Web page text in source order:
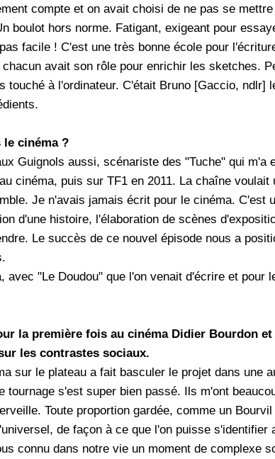
compte et on avait choisi de ne pas se
boulot hors norme. Fatigant, exigeant pour
facile ! C'est une très bonne école pour
avait son rôle pour enrichir les sketches.
touché à l'ordinateur. C'était Bruno [Gaccio, ndlr]
le cinéma ?
Guignols aussi, scénariste des "Tuche" qui m'a
cinéma, puis sur TF1 en 2011. La chaîne voulait
Je n'avais jamais écrit pour le cinéma. C'est
d'une histoire, l'élaboration de scènes
Le succès de ce nouvel épisode nous a
avec "Le Doudou" que l'on venait d'écrire et pour
la première fois au cinéma Didier Bourdon
les contrastes sociaux.
sur le plateau a fait basculer le projet dans une
tournage s'est super bien passé. Ils m'ont
Toute proportion gardée, comme un
de façon à ce que l'on puisse s'identifier
connu dans notre vie un moment de complexe